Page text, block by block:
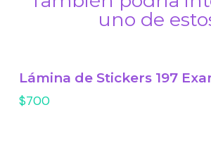
uno de
Lámina de Stickers 197
$700